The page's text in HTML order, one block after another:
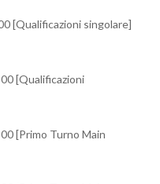
[Qualificazioni singolare]
[Qualificazioni
[Primo Turno Main